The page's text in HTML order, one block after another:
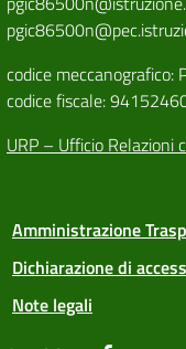
codice meccanografico:
codice fiscale:
URP – Ufficio Relazioni
Amministrazione
Dichiarazione di
Note legali